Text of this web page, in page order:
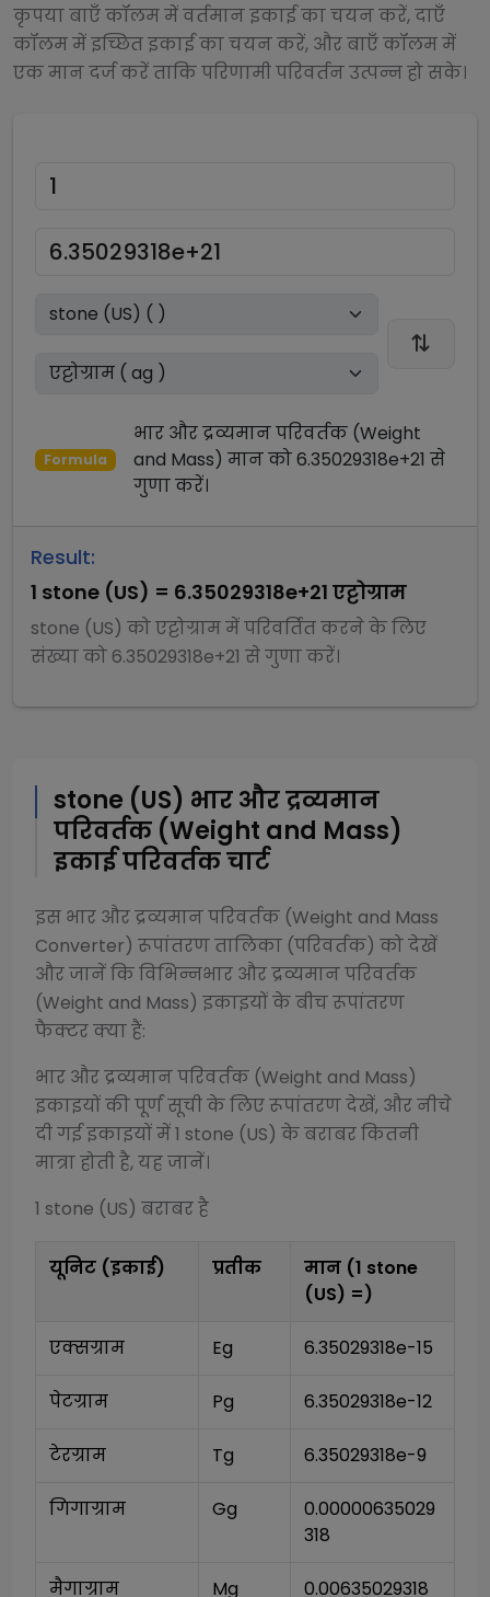
कृपया बाएँ कॉलम में वर्तमान इकाई का चयन करें, दाएँ
कॉलम में इच्छित इकाई का चयन करें, और बाएँ कॉलम में
एक मान दर्ज करें ताकि परिणामी परिवर्तन उत्पन्न हो सके।
Formula
भार और द्रव्यमान परिवर्तक (Weight
and Mass) मान को6.35029318e+21 से
गुणाकरें।
Result:
1 stone (US) = 6.35029318e+21 एट्टोग्राम
stone (US) कोएट्टोग्राममें परिवर्तित करने के लिए
संख्या को 6.35029318e+21 सेगुणाकरें।
stone (US) भार और द्रव्यमान
परिवर्तक (Weight and Mass)
इकाई परिवर्तक चार्ट
इस भार और द्रव्यमान परिवर्तक (Weight and Mass
Converter) रूपांतरण तालिका (परिवर्तक) को देखें
और जानें कि विभिन्नभार और द्रव्यमान परिवर्तक
(Weight and Mass) इकाइयों के बीच रूपांतरण
फैक्टर क्या हैं:
भार और द्रव्यमान परिवर्तक (Weight and Mass)
इकाइयों की पूर्ण सूची के लिए रूपांतरण देखें, और नीचे
दी गई इकाइयों में 1 stone (US) के बराबर कितनी
मात्रा होती है, यह जानें।
1 stone (US) बराबर है
यूनिट (इकाई) प्रतीक मान (1 stone
(US) =)
एक्सग्राम Eg 6.35029318e-15
पेटग्राम Pg 6.35029318e-12
टेरग्राम Tg 6.35029318e-9
गिगाग्राम Gg
0.00000635029
318
मैगाग्राम Mg 0.00635029318